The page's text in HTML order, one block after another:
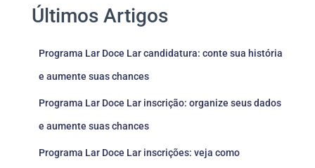
Últimos Artigos
Programa Lar Doce Lar candidatura: conte sua história
e aumente suas chances
Programa Lar Doce Lar inscrição: organize seus dados
e aumente suas chances
Programa Lar Doce Lar inscrições: veja como